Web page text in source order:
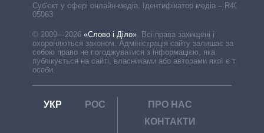
Cуб'єкт у сфері онлайн-медіа. Ідентифікатор медіа – R40-
05063
© 2009—2026 «Слово і Діло» Всі права захищені і
охороняються законом. Адміністрація сайту залишає за
собою право не погоджуватися з інформацією, яка
публікується на сайті, власниками або авторами якої є треті
особи.
УКР РОС
ПРО НАС
КОНТАКТИ